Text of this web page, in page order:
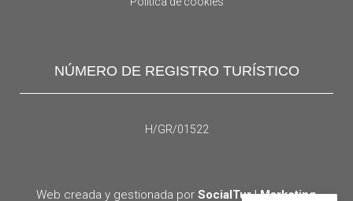
NÚMERO DE REGISTRO TURÍSTICO
H/GR/01522
Web creada y gestionada porSocialTur | Marketing